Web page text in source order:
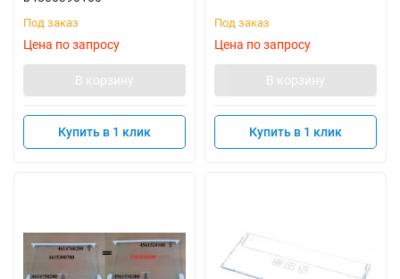
Под заказ
Цена по запросу
В корзину
Купить в 1 клик
Под заказ
Цена по запросу
В корзину
Купить в 1 клик